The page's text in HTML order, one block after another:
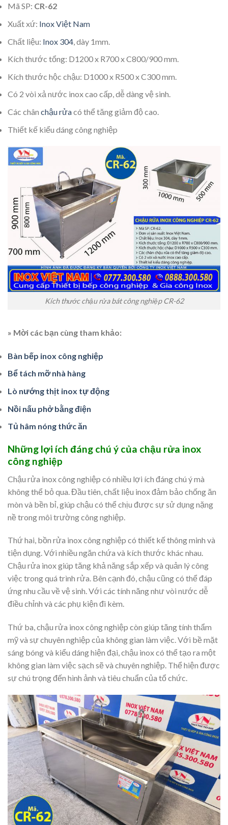
Mã SP: CR-62
Xuất xứ: Inox Việt Nam
Chất liệu: Inox 304 , dày 1mm.
Kích thước tổng: D1200 x R700 x C800/900 mm.
Kích thước hộc chậu: D1000 x R500 x C300 mm.
Có 2 vòi xả nước inox cao cấp, dễ dàng vệ sinh.
Các chân chậu rửacó thể tăng giảm độ cao.
Thiết kế kiểu dáng công nghiệp
Kích thước chậu rửa bát công nghiệp CR-62
» Mời các bạn cùng tham khảo:
Bàn bếp inox công nghiệp
Bể tách mỡ nhà hàng
Lò nướng thịt inox tự động
Nồi nấu phở bằng điện
Tủ hâm nóng thức ăn
Những lợi ích đáng chú ý của chậu rửa inox
công nghiệp
Chậu rửa inox công nghiệp có nhiều lợi ích đáng chú ý mà
không thể bỏ qua. Đầu tiên, chất liệu inox đảm bảo chống ăn
mòn và bền bỉ, giúp chậu có thể chịu được sự sử dụng nặng
nề trong môi trường công nghiệp.
Thứ hai, bồn rửa inox công nghiệp có thiết kế thông minh và
tiện dụng. Với nhiều ngăn chứa và kích thước khác nhau.
Chậu rửa inox giúp tăng khả năng sắp xếp và quản lý công
việc trong quá trình rửa. Bên cạnh đó, chậu cũng có thể đáp
ứng nhu cầu về vệ sinh. Với các tính năng như vòi nước dễ
điều chỉnh và các phụ kiện đi kèm.
Thứ ba, chậu rửa inox công nghiệp còn giúp tăng tính thẩm
mỹ và sự chuyên nghiệp của không gian làm việc. Với bề mặt
sáng bóng và kiểu dáng hiện đại, chậu inox có thể tạo ra một
không gian làm việc sạch sẽ và chuyên nghiệp. Thể hiện được
sự chú trọng đến hình ảnh và tiêu chuẩn của tổ chức.